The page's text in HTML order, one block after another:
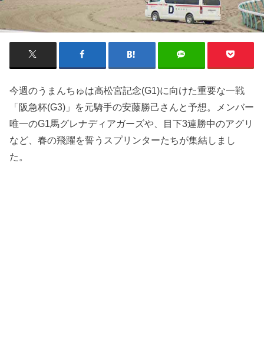
今週のうまんちゅは高松宮記念(G1)に向けた重要な一戦
「阪急杯(G3)」を元騎手の安藤勝己さんと予想。メンバー
唯一のG1馬グレナディアガーズや、目下3連勝中のアグリ
など、春の飛躍を誓うスプリンターたちが集結しまし
た。